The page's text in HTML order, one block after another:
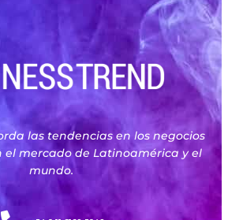
las tendencias en los negocios
mercado de Latinoamérica y el
mundo.